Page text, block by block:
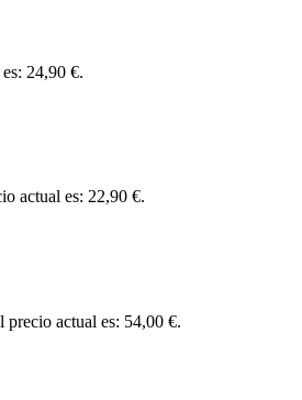
24,90 €.
actual es: 22,90 €.
precio actual es: 54,00 €.